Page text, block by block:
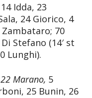
Idda, 23
24 Giorico, 4
Zambataro; 70
Stefano (14′ st
Lunghi).
Marano, 5
25 Bunin, 26